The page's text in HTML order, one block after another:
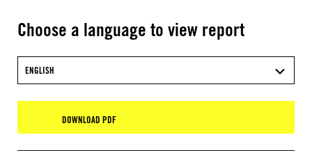
Choose a language to view report
ENGLISH
DOWNLOAD PDF